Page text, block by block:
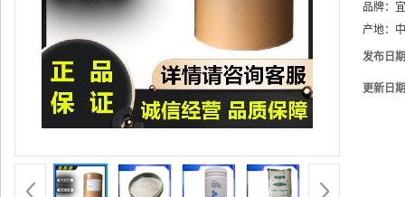
品牌：
产地：
发布日
更新日